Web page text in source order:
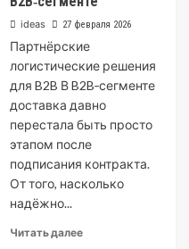
ideas 27 февраля 2026
Партнёрские
логистические решения
для B2B В B2B‑сегменте
доставка давно
перестала быть просто
этапом после
подписания контракта.
От того, насколько
надёжно...
Читать далее